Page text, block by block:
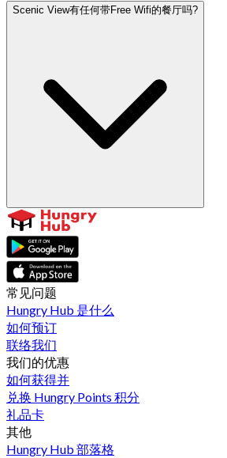
Scenic View有任何带Free Wifi的餐厅吗?
常见问题
Hungry Hub 是什么
如何预订
联络我们
我们的优惠
如何获得并
兑换 Hungry Points 积分
礼品卡
其他
Hungry Hub 部落格